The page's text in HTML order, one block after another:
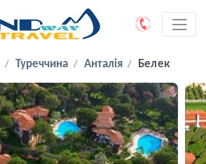
Туреччина Анталія Белек